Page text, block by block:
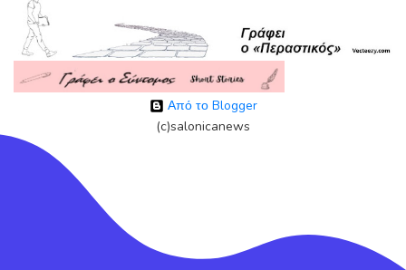
Από το Blogger
(c)salonicanews